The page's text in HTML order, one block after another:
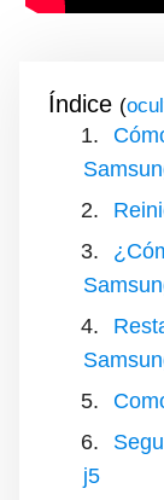
Índice (
j5